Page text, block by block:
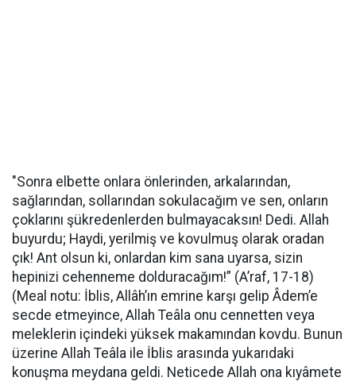
"Sonra elbette onlara önlerinden, arkalarından,
sağlarından, sollarından sokulacağım ve sen, onların
çoklarını şükredenlerden bulmayacaksın! Dedi. Allah
buyurdu; Haydi, yerilmiş ve kovulmuş olarak oradan
çık! Ant olsun ki, onlardan kim sana uyarsa, sizin
hepinizi cehenneme dolduracağım!” (A’raf, 17-18)
(Meal notu: İblis, Allâh’ın emrine karşı gelip Âdem’e
secde etmeyince, Allah Teâla onu cennetten veya
meleklerin içindeki yüksek makamından kovdu. Bunun
üzerine Allah Teâla ile İblis arasında yukarıdaki
konuşma meydana geldi. Neticede Allah ona kıyâmete